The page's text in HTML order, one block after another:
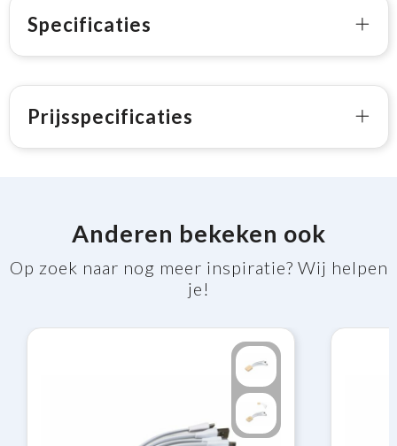
Specificaties
Prijsspecificaties
Anderen bekeken ook
Op zoek naar nog meer inspiratie? Wij helpen
je!